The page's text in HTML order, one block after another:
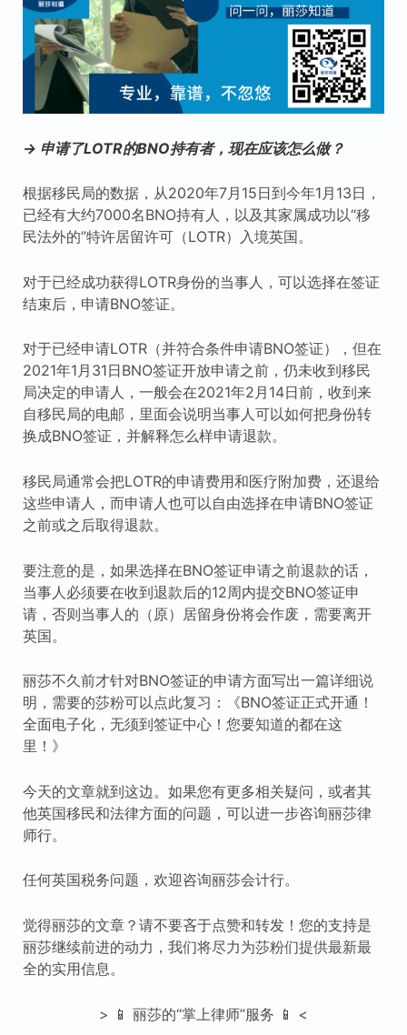
→ 申请了LOTR的BNO持有者，现在应该怎么做？
根据移民局的数据，从2020年7月15日到今年1月13日，
已经有大约7000名BNO持有人，以及其家属成功以“移
民法外的”特许居留许可（LOTR）入境英国。
对于已经成功获得LOTR身份的当事人，可以选择在签证
结束后，申请BNO签证。
对于已经申请LOTR（并符合条件申请BNO签证），但在
2021年1月31日BNO签证开放申请之前，仍未收到移民
局决定的申请人，一般会在2021年2月14日前，收到来
自移民局的电邮，里面会说明当事人可以如何把身份转
换成BNO签证，并解释怎么样申请退款。
移民局通常会把LOTR的申请费用和医疗附加费，还退给
这些申请人，而申请人也可以自由选择在申请BNO签证
之前或之后取得退款。
要注意的是，如果选择在BNO签证申请之前退款的话，
当事人必须要在收到退款后的12周内提交BNO签证申
请，否则当事人的（原）居留身份将会作废，需要离开
英国。
丽莎不久前才针对BNO签证的申请方面写出一篇详细说
明，需要的莎粉可以点此复习：《BNO签证正式开通！
全面电子化，无须到签证中心！您要知道的都在这
里！》
今天的文章就到这边。如果您有更多相关疑问，或者其
他英国移民和法律方面的问题，可以进一步咨询丽莎律
师行。
任何英国税务问题，欢迎咨询丽莎会计行。
觉得丽莎的文章？请不要吝于点赞和转发！您的支持是
丽莎继续前进的动力，我们将尽力为莎粉们提供最新最
全的实用信息。
> 📱 丽莎的“掌上律师”服务 📱 <